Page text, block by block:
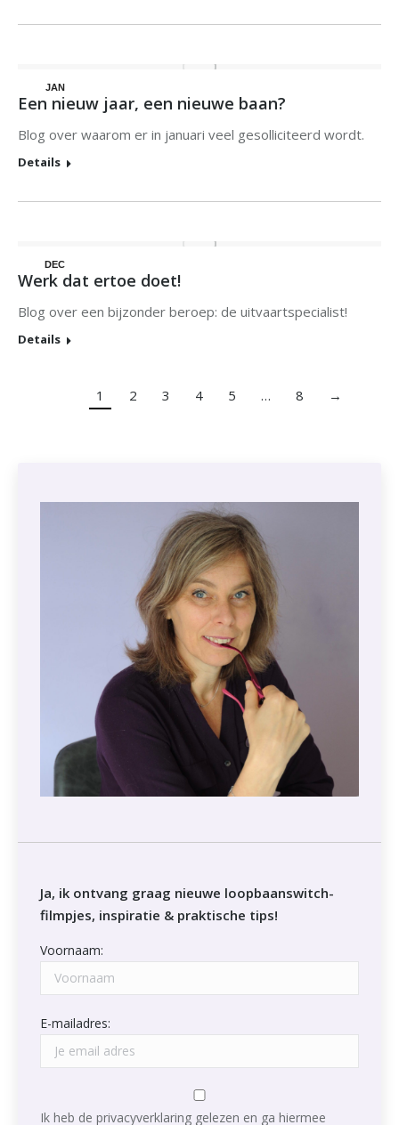
JAN
14
Een nieuw jaar, een nieuwe baan?
Blog over waarom er in januari veel gesolliciteerd wordt.
Details
DEC
20
Werk dat ertoe doet!
Blog over een bijzonder beroep: de uitvaartspecialist!
Details
1 2 3 4 5 … 8 →
Ja, ik ontvang graag nieuwe loopbaanswitch-
filmpjes, inspiratie & praktische tips!
Voornaam:
E-mailadres:
Ik heb de privacyverklaring gelezen en ga hiermee